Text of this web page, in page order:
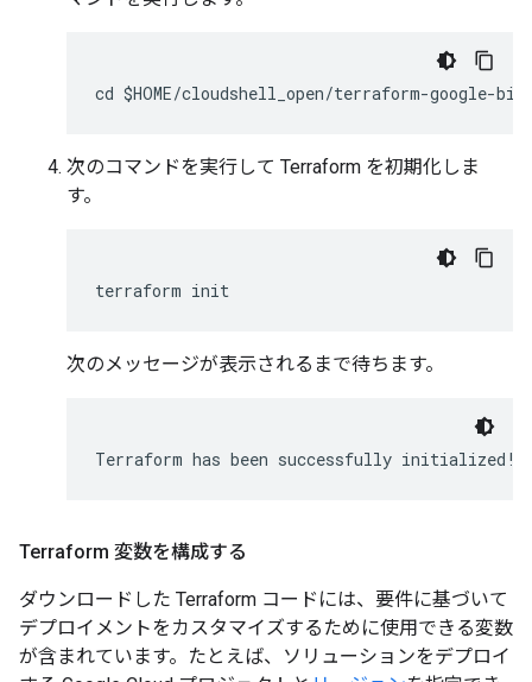
次のコマンドを実行して Terraform を初期化しま
す。
次のメッセージが表示されるまで待ちます。
Terraform 変数を構成する
ダウンロードした Terraform コードには、要件に基づいて
デプロイメントをカスタマイズするために使用できる変数
が含まれています。たとえば、ソリューションをデプロイ